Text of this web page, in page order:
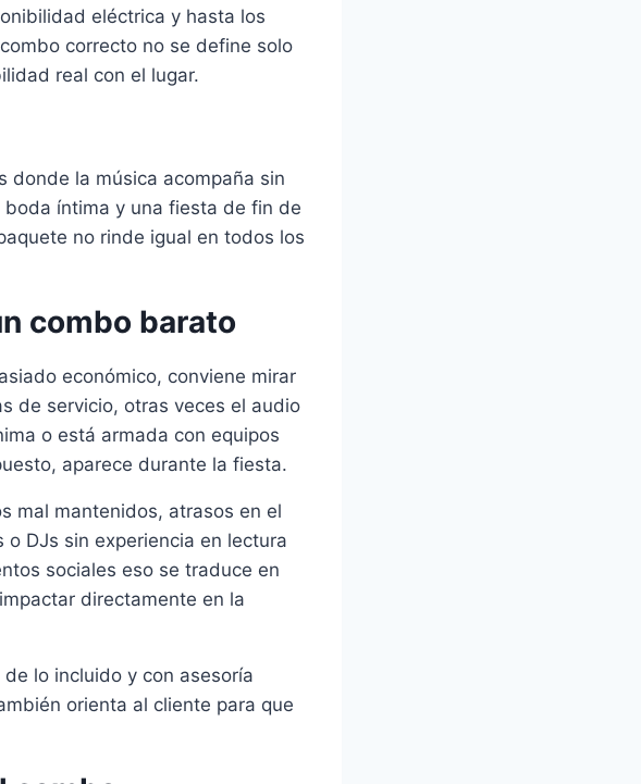
eléctrica y hasta los
correcto no se define solo
real con el lugar.
donde la música acompaña sin
íntima y una fiesta de fin de
no rinde igual en todos los
combo barato
económico, conviene mirar
de servicio, otras veces el audio
o está armada con equipos
aparece durante la fiesta.
mal mantenidos, atrasos en el
DJs sin experiencia en lectura
sociales eso se traduce en
directamente en la
lo incluido y con asesoría
orienta al cliente para que